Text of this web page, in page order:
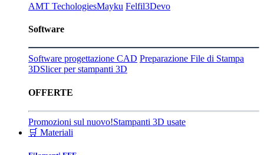
AMT TechologiesMayku Felfil3Devo
Software
Software progettazione CAD Preparazione File di Stampa
3DSlicer per stampanti 3D
OFFERTE
Promozioni sul nuovo!Stampanti 3D usate
🛒 Materiali